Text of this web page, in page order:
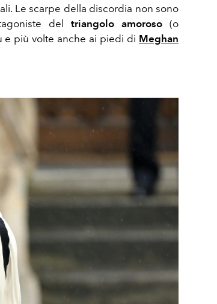
Le scarpe della discordia non sono
deltriangolo amoroso (o
e più volte anche ai piedi di Meghan